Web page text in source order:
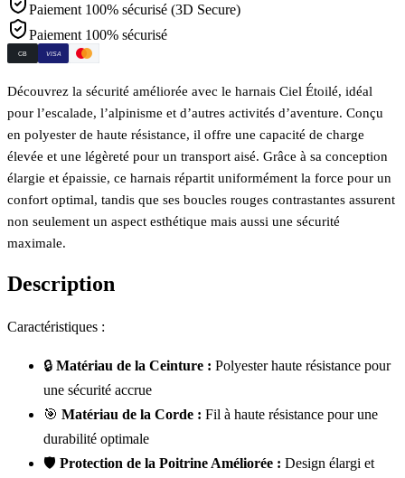
Paiement 100% sécurisé (3D Secure)
Paiement 100% sécurisé
CB VISA
Découvrez la sécurité améliorée avec le harnais Ciel Étoilé, idéal
pour l’escalade, l’alpinisme et d’autres activités d’aventure. Conçu
en polyester de haute résistance, il offre une capacité de charge
élevée et une légèreté pour un transport aisé. Grâce à sa conception
élargie et épaissie, ce harnais répartit uniformément la force pour un
confort optimal, tandis que ses boucles rouges contrastantes assurent
non seulement un aspect esthétique mais aussi une sécurité
maximale.
Description
Caractéristiques :
🔒 Matériau de la Ceinture : Polyester haute résistance pour
une sécurité accrue
🎯 Matériau de la Corde : Fil à haute résistance pour une
durabilité optimale
🛡️ Protection de la Poitrine Améliorée : Design élargi et